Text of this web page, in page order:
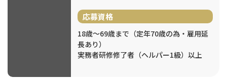
応募資格
18歳～69歳まで（定年70歳の為・雇用延
長あり）
実務者研修修了者（ヘルパー1級）以上